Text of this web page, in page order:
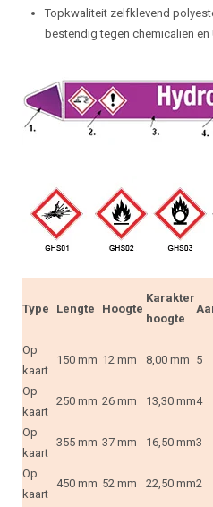
Topkwaliteit zelfklevend
bestendig tegen chemicalïen en
Type Lengte Hoogte
Karakter
hoogte
Op
kaart
150 mm 12 mm 8,00 mm 5
Op
kaart
250 mm 26 mm 13,30 mm4
Op
kaart
355 mm 37 mm 16,50 mm3
Op
kaart
450 mm 52 mm 22,50 mm2